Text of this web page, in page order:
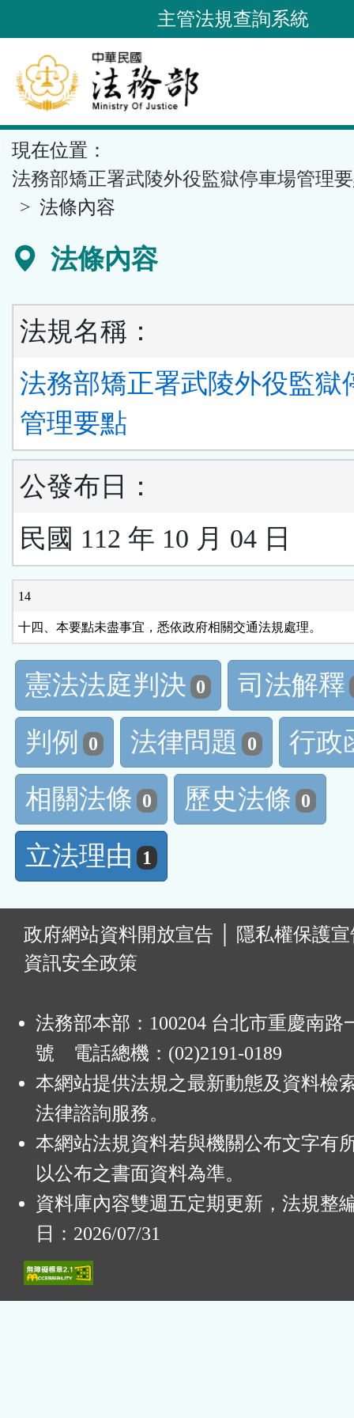
到
要
內
容
區
塊
主管法規查詢系統
現在位置：
法務部矯正署武陵外役監獄停車場管理
法條內容
法條內容
法規名稱：
法務部矯正署武陵外役監獄
管理要點
公發布日：
民國 112 年 10 月 04 日
14
十四、本要點未盡事宜，悉依政府相關交通法規處理。
憲法法庭判決 0
司法解釋
判例
0 法律問題 0
行政
相關法條 0 歷史法條 0
立法理由 1
政府網站資料開放宣告
隱私權保護
資訊安全政策
法務部本部：100204 台北市重慶南路
號 電話總機：(02)2191-0189
本網站提供法規之最新動態及資料檢
法律諮詢服務。
本網站法規資料若與機關公布文字有
以公布之書面資料為準。
資料庫內容雙週五定期更新，法規整
日：2026/07/31